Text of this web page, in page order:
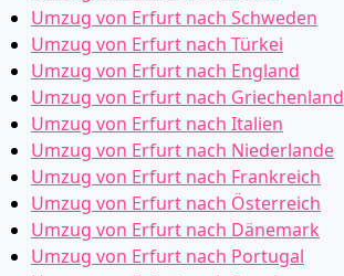
Umzug von Erfurt nach Schweden
Umzug von Erfurt nach Türkei
Umzug von Erfurt nach England
Umzug von Erfurt nach Griechenland
Umzug von Erfurt nach Italien
Umzug von Erfurt nach Niederlande
Umzug von Erfurt nach Frankreich
Umzug von Erfurt nach Österreich
Umzug von Erfurt nach Dänemark
Umzug von Erfurt nach Portugal